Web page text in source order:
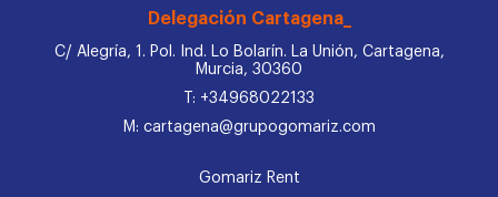
Delegación Cartagena_
C/ Alegría, 1. Pol. Ind. Lo Bolarín. La Unión, Cartagena,
Murcia, 30360
T: +34968022133
M: cartagena@grupogomariz.com
Gomariz Rent